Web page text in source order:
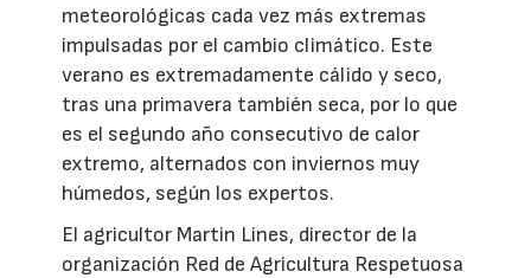
meteorológicas cada vez más extremas
impulsadas por el cambio climático. Este
verano es extremadamente cálido y seco,
tras una primavera también seca, por lo que
es el segundo año consecutivo de calor
extremo, alternados con inviernos muy
húmedos, según los expertos.
El agricultor Martin Lines, director de la
organización Red de Agricultura Respetuosa